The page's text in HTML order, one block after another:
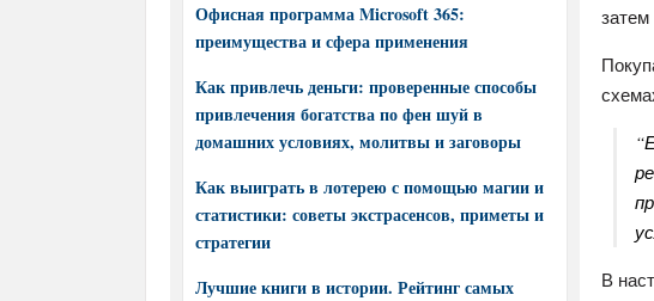
В
Офисная программа Microsoft 365:
преимущества и сфера применения
Как привлечь деньги: проверенные способы
привлечения богатства по фен шуй в
домашних условиях, молитвы и заговоры
Как выиграть в лотерею с помощью магии и
статистики: советы экстрасенсов, приметы и
стратегии
Лучшие книги в истории. Рейтинг самых